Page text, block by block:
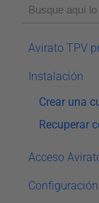
Avirato TPV
Instalación
Crear una
Recuperar
Acceso
Configuración